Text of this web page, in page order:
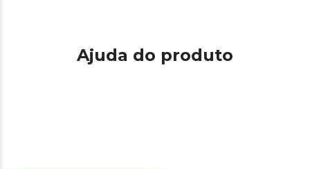
Ajuda do produto